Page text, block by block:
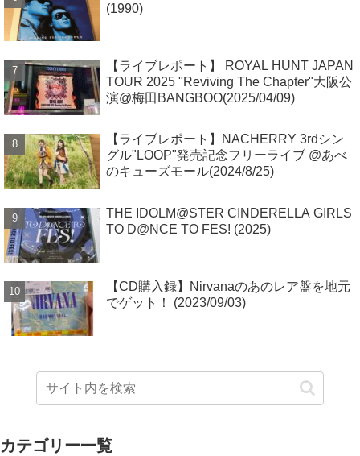
(1990)
【ライブレポート】 ROYAL HUNT JAPAN
TOUR 2025 "Reviving The Chapter"大阪公
演@梅田BANGBOO(2025/04/09)
【ライブレポート】NACHERRY 3rdシン
グル"LOOP"発売記念フリーライブ @あべ
のキューズモール(2024/8/25)
THE IDOLM@STER CINDERELLA GIRLS
TO D@NCE TO FES! (2025)
【CD購入録】Nirvanaのあのレア盤を地元
でゲット！ (2023/09/03)
カテゴリー一覧